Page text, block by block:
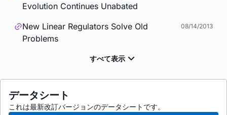
Evolution Continues Unabated
New Linear Regulators Solve Old
Problems
08/14/2013
データシート
これは最新改訂バージョンのデータシートです。